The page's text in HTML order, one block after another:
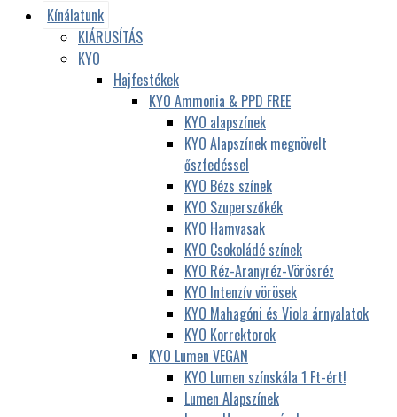
Kínálatunk
KIÁRUSÍTÁS
KYO
Hajfestékek
KYO Ammonia & PPD FREE
KYO alapszínek
KYO Alapszínek megnövelt
őszfedéssel
KYO Bézs színek
KYO Szuperszőkék
KYO Hamvasak
KYO Csokoládé színek
KYO Réz-Aranyréz-Vörösréz
KYO Intenzív vörösek
KYO Mahagóni és Viola árnyalatok
KYO Korrektorok
KYO Lumen VEGAN
KYO Lumen színskála 1 Ft-ért!
Lumen Alapszínek